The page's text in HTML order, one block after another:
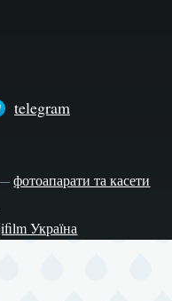
telegram
—фотоапарати та касети
Україна